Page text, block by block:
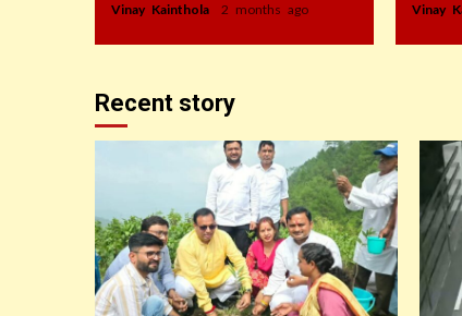
Vinay Kainthola 2 months ago Vinay
Recent story